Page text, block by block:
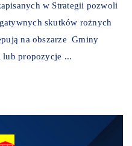
w Strategii pozwoli
skutków rożnych
na obszarze Gminy
lub propozycje ...